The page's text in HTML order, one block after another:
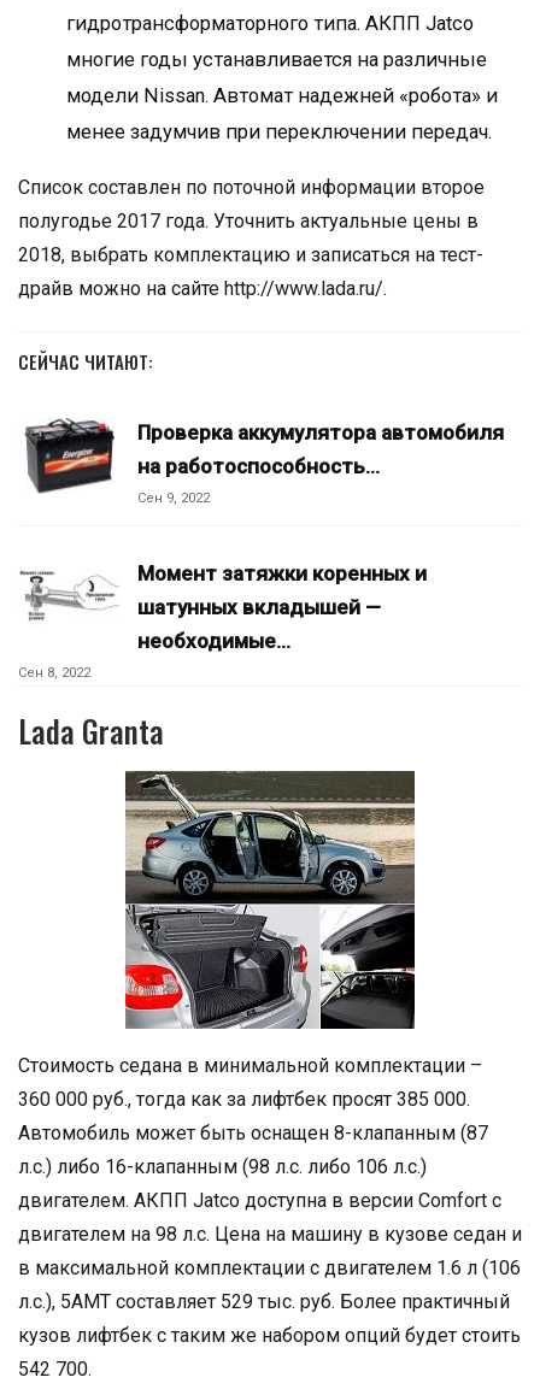
гидротрансформаторного типа. АКПП Jatco
многие годы устанавливается на различные
модели Nissan. Автомат надежней «робота» и
менее задумчив при переключении передач.
Список составлен по поточной информации второе
полугодье 2017 года. Уточнить актуальные цены в
2018, выбрать комплектацию и записаться на тест-
драйв можно на сайте http://www.lada.ru/.
СЕЙЧАС ЧИТАЮТ:
Проверка аккумулятора автомобиля
на работоспособность…
Сен 9, 2022
Момент затяжки коренных и
шатунных вкладышей —
необходимые…
Сен 8, 2022
Lada Granta
Стоимость седана в минимальной комплектации –
360 000 руб., тогда как за лифтбек просят 385 000.
Автомобиль может быть оснащен 8-клапанным (87
л.с.) либо 16-клапанным (98 л.с. либо 106 л.с.)
двигателем. АКПП Jatco доступна в версии Comfort с
двигателем на 98 л.с. Цена на машину в кузове седан и
в максимальной комплектации с двигателем 1.6 л (106
л.с.), 5АМТ составляет 529 тыс. руб. Более практичный
кузов лифтбек с таким же набором опций будет стоить
542 700.